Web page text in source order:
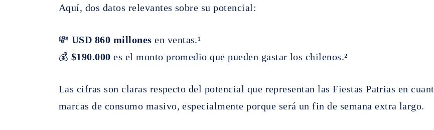
Aquí, dos datos relevantes sobre su potencial:
💸 USD 860 millones en ventas.¹
💰 $190.000 es el monto promedio que pueden gastar los chilenos.²
Las cifras son claras respecto del potencial que representan las Fiestas Patrias en
marcas de consumo masivo, especialmente porque será un fin de semana extra largo.